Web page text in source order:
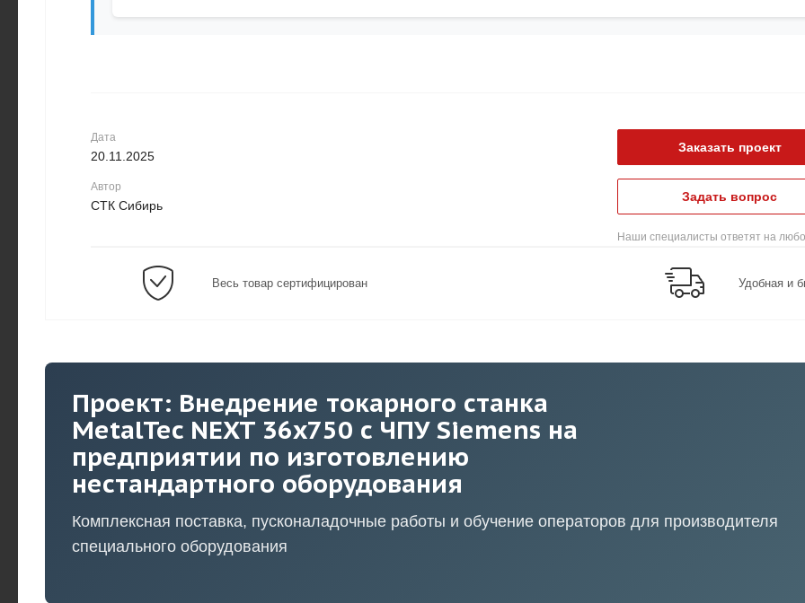
Дата
20.11.2025
Автор
СТК Сибирь
Заказать проект
Задать вопрос
Наши специалисты ответят на
Весь товар сертифицирован Удобная и
Проект: Внедрение токарного станка
MetalTec NEXT 36x750 с ЧПУ Siemens на
предприятии по изготовлению
нестандартного оборудования
Комплексная поставка, пусконаладочные работы и обучение операторов для производителя
специального оборудования